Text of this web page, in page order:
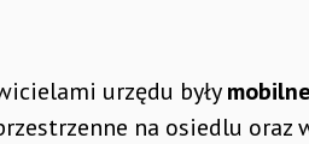
urzędu były
na osiedlu oraz